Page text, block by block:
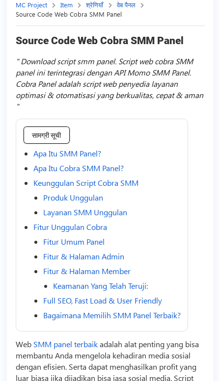
MC Project Item श्रेणियाँ
वेब पैनल
Source Code Web Cobra SMM Panel
Source Code Web Cobra SMM Panel
Download script smm panel. Script web cobra SMM
panel ini terintegrasi dengan API Momo SMM Panel.
Cobra Panel adalah script web penyedia layanan
optimasi & otomatisasi yang berkualitas, cepat & aman
सामग्री सूची
Apa Itu SMM Panel?
Apa Itu Cobra SMM Panel?
Keunggulan Script Cobra SMM
Produk Unggulan
Layanan SMM Unggulan
Fitur Unggulan Cobra
Fitur Umum Panel
Fitur & Halaman Admin
Fitur & Halaman Member
Keamanan Yang Telah Teruji:
Full SEO, Fast Load & User Friendly
Bagaimana Memilih SMM Panel Terbaik?
Web SMM panel terbaikadalah alat penting yang bisa
membantu Anda mengelola kehadiran media sosial
dengan efisien. Serta dapat menghasilkan profit yang
luar biasa jika dijadikan bisa jasa sosial media. Script